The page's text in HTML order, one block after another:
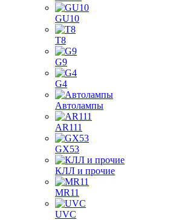
GU10
T8
G9
G4
Автолампы
AR111
GX53
КЛЛ и прочие
MR11
UVC